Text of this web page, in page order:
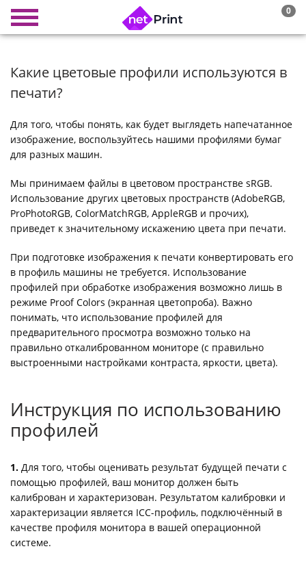
0
Какие цветовые профили используются в
печати?
Для того, чтобы понять, как будет выглядеть напечатанное
изображение, воспользуйтесь нашими профилями бумаг
для разных машин.
Мы принимаем файлы в цветовом пространстве sRGB.
Использование других цветовых пространств (AdobeRGB,
ProPhotoRGB, ColorMatchRGB, AppleRGB и прочих),
приведет к значительному искажению цвета при печати.
При подготовке изображения к печати конвертировать его
в профиль машины не требуется. Использование
профилей при обработке изображения возможно лишь в
режиме Proof Colors (экранная цветопроба). Важно
понимать, что использование профилей для
предварительного просмотра возможно только на
правильно откалиброванном мониторе (с правильно
выстроенными настройками контраста, яркости, цвета).
Инструкция по использованию
профилей
1. Для того, чтобы оценивать результат будущей печати с
помощью профилей, ваш монитор должен быть
калиброван и характеризован. Результатом калибровки и
характеризации является ICC-профиль, подключённый в
качестве профиля монитора в вашей операционной
системе.